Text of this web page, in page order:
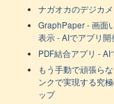
ナガオカのデジカメ
GraphPaper - 画面
表示 - AIでアプリ開
PDF結合アプリ - AI
もう手動で頑張ら
ンクで実現する究
ップ